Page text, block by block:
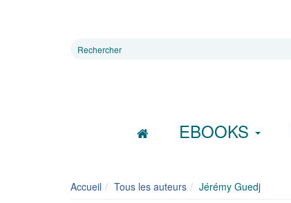
Rechercher
EBOOKS
Accueil Tous les auteurs Jérémy Guedj